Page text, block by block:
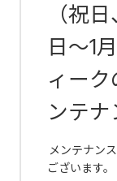
（祝
日～1
ィー
ンテナ
メンテナン
ございます。